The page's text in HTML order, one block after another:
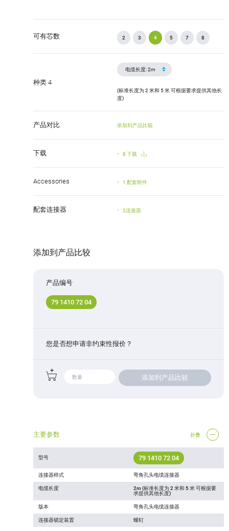
可有芯数 2 3 4 5 7 8
种类 4
(标准长度为 2 米和 5 米 可根据要求提供其他长
度)
产品对比 添加到产品比较
下载 8 下载
Accessories 1 配套附件
配套连接器 2连接器
添加到产品比较
产品编号
79 1410 72 04
您是否想申请非约束性报价？
添加到产品比较
主要参数 折叠
型号 79 1410 72 04
连接器样式 弯角孔头电缆连接器
电缆长度
2m (标准长度为 2 米和 5 米 可根据要
求提供其他长度)
版本 弯角孔头电缆连接器
连接器锁定装置 螺钉